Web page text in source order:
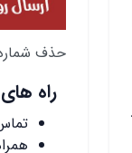
حذف شماره
راه